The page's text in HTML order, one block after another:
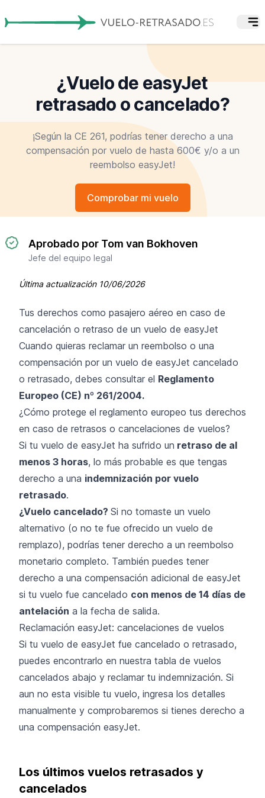
¿Vuelo de easyJet
retrasado o cancelado?
¡Según la CE 261, podrías tener derecho a una
compensación por vuelo de hasta 600€ y/o a un
reembolso easyJet!
Comprobar mi vuelo
Aprobado por Tom van Bokhoven
Jefe del equipo legal
Última actualización 10/06/2026
Tus derechos como pasajero aéreo en caso de
cancelación o retraso de un vuelo de easyJet
Cuando quieras reclamar un reembolso o una
compensación por un vuelo de easyJet cancelado
o retrasado, debes consultar el Reglamento
Europeo (CE) nº 261/2004.
¿Cómo protege el reglamento europeo tus derechos
en caso de retrasos o cancelaciones de vuelos?
Si tu vuelo de easyJet ha sufrido un retraso de al
menos 3 horas, lo más probable es que tengas
derecho a una indemnización por vuelo
retrasado.
¿Vuelo cancelado? Si no tomaste un vuelo
alternativo (o no te fue ofrecido un vuelo de
remplazo), podrías tener derecho a un reembolso
monetario completo. También puedes tener
derecho a una compensación adicional de easyJet
si tu vuelo fue cancelado con menos de 14 días de
antelación a la fecha de salida.
Reclamación easyJet: cancelaciones de vuelos
Si tu vuelo de easyJet fue cancelado o retrasado,
puedes encontrarlo en nuestra tabla de vuelos
cancelados abajo y reclamar tu indemnización. Si
aun no esta visible tu vuelo, ingresa los detalles
manualmente y comprobaremos si tienes derecho a
una compensación easyJet.
Los últimos vuelos retrasados y
cancelados